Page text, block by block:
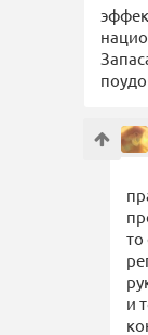
то
и